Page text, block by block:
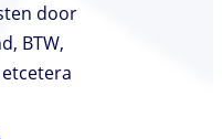
door
BTW,